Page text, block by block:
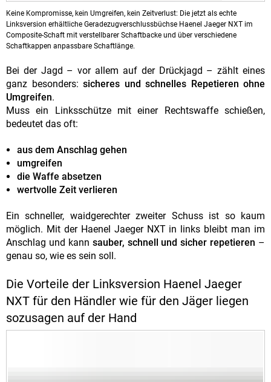
Keine Kompromisse, kein Umgreifen, kein Zeitverlust: Die jetzt als echte
Linksversion erhältliche Geradezugverschlussbüchse Haenel Jaeger NXT im
Composite-Schaft mit verstellbarer Schaftbacke und über verschiedene
Schaftkappen anpassbare Schaftlänge.
Bei der Jagd – vor allem auf der Drückjagd – zählt eines
ganz besonders: sicheres und schnelles Repetieren ohne
Umgreifen.
Muss ein Linksschütze mit einer Rechtswaffe schießen,
bedeutet das oft:
aus dem Anschlag gehen
umgreifen
die Waffe absetzen
wertvolle Zeit verlieren
Ein schneller, waidgerechter zweiter Schuss ist so kaum
möglich. Mit der Haenel Jaeger NXT in links bleibt man im
Anschlag und kann sauber, schnell und sicher repetieren –
genau so, wie es sein soll.
Die Vorteile der Linksversion Haenel Jaeger
NXT für den Händler wie für den Jäger liegen
sozusagen auf der Hand